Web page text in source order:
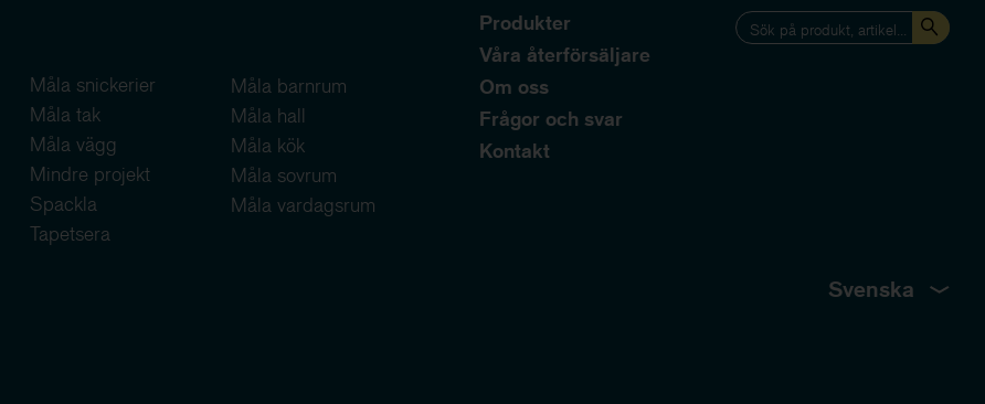
Svenska
Måla snickerier
Måla tak
Måla vägg
Mindre projekt
Spackla
Tapetsera
Produkter
Våra återförsäljare
Om oss
Frågor och svar
Kontakt
Måla barnrum
Måla hall
Måla kök
Måla sovrum
Måla vardagsrum